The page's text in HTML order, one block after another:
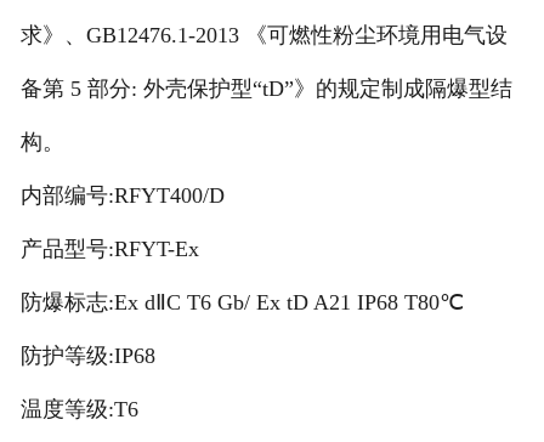
求》、GB12476.1-2013 《可燃性粉尘环境用电气设
备第 5 部分: 外壳保护型“tD”》的规定制成隔爆型结
构。
内部编号:RFYT400/D
产品型号:RFYT-Ex
防爆标志:Ex dⅡC T6 Gb/ Ex tD A21 IP68 T80℃
防护等级:IP68
温度等级:T6